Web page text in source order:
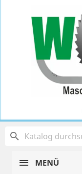
search
MENÜ